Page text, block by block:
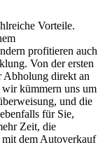
Vorteile.
profitieren auch
Von der ersten
Abholung direkt an
kümmern uns um
und die
für Sie,
Zeit, die
mit dem Autoverkauf